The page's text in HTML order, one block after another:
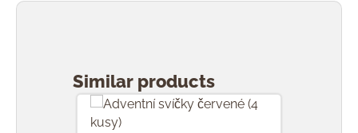
Similar products